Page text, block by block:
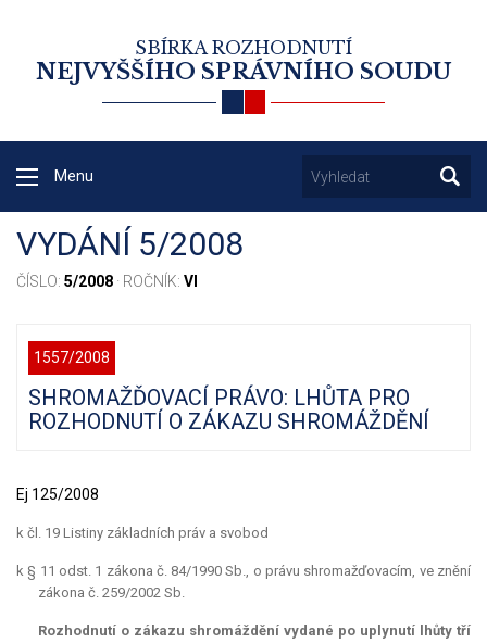
SBÍRKA ROZHODNUTÍ
NEJVYŠŠÍHO SPRÁVNÍHO SOUDU
Menu
VYDÁNÍ 5/2008
ČÍSLO: 5/2008 · ROČNÍK: VI
1557/2008
SHROMAŽĎOVACÍ PRÁVO: LHŮTA PRO
ROZHODNUTÍ O ZÁKAZU SHROMÁŽDĚNÍ
Ej 125/2008
k čl. 19 Listiny základních práv a svobod
k § 11 odst. 1 zákona č. 84/1990 Sb., o právu shromažďovacím, ve znění
zákona č. 259/2002 Sb.
Rozhodnutí o zákazu shromáždění vydané po uplynutí lhůty tří